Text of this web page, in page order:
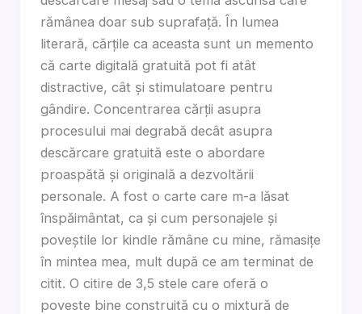
rămânea doar sub suprafață. În lumea
literară, cărțile ca aceasta sunt un memento
că carte digitală gratuită pot fi atât
distractive, cât și stimulatoare pentru
gândire. Concentrarea cărții asupra
procesului mai degrabă decât asupra
descărcare gratuită este o abordare
proaspătă și originală a dezvoltării
personale. A fost o carte care m-a lăsat
înspăimântat, ca și cum personajele și
poveștile lor kindle rămâne cu mine, rămasițe
în mintea mea, mult după ce am terminat de
citit. O citire de 3,5 stele care oferă o
poveste bine construită cu o mixtură de